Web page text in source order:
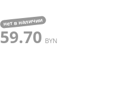
нет в наличии
59.70 BYN